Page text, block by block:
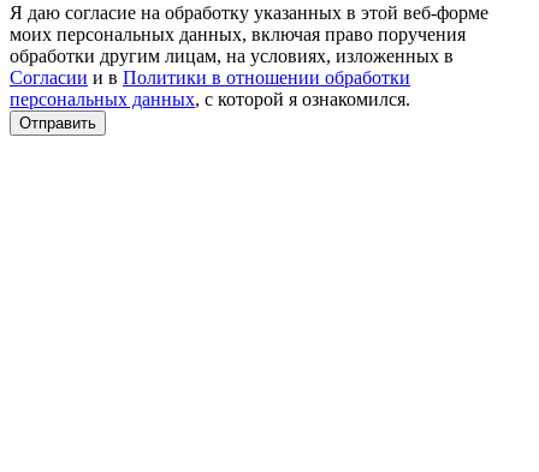
Я даю согласие на обработку указанных в этой веб-форме
моих персональных данных, включая право поручения
обработки другим лицам, на условиях, изложенных в
Согласии и в Политики в отношении обработки
персональных данных, с которой я ознакомился.